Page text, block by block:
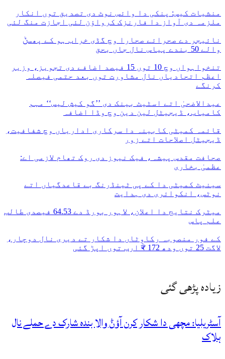
منشیات کیس: پنکی دا وائس نوٹ دی تصدیق توں انکار
ملزمہ دی آواز دا فارنزک کرواؤن لئی اجازت منگ لئی
نائیجر دے صحرائے صحارا وچ گڈی خراب ہو کے پھسݨ
والے 50 بندے پیاس نال جاں بحق
تنخواہواں وچ 10 توں 15 فیصد اضافے دی تجویز، وزیر
اعظم اتحادیاں نال مشاورت توں بعد حتمی فیصلہ
کرنگے
عیدالاضحیٰ اتے اسٹیٹ بینک دی ’’گو کیش لیس‘‘ مہم
کامیاب، ڈیجیٹل لین دین وچ وڈا اضافہ
قائمہ کمیٹی کابینہ دا سرکاری اداریاں وچ شفافیت،
ڈیجیٹل اصلاحات اتے زور
صحافت مقدس پیشہ، فیک نیوز دی روک تھام لازمی اے:
عظمیٰ بخاری
سینیٹ کمیٹی دا کے پی ٹینڈرنگ بے قاعدگیاں اتے
نوٹس، انکوائری دی ہدایت
میٹرک نتایج دا اعلان، لاہور بورڈ دے 64.53 فیصدی طالب
علم پاس
کے فور منصوبہ رکاوٹاں دا شکار تے دیری نال دوچار،
لاگت 25 توں ودھ ਕੇ 172 ارب توں اپڑ گئی
زیادہ پڑھی گئی
آسٹریلیا: مچھی دا شکار کرن آؤݨ والا بندہ شارک دے حملے نال
ہلاک